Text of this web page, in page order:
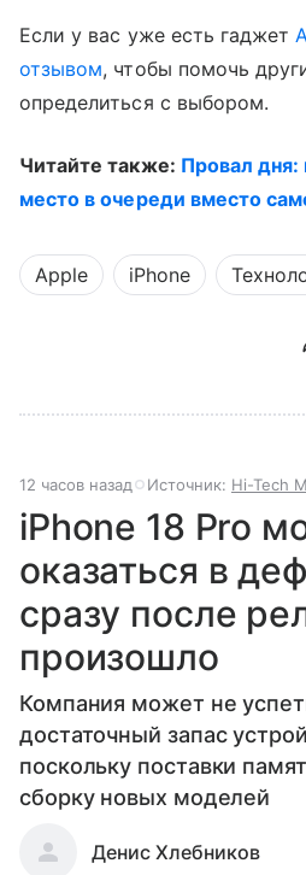
Если у вас уже есть гаджет
отзывом, чтобы помочь
определиться с выбором.
Читайте также: Провал дня:
место в очереди вместо
Apple iPhone
12 часов назад Источник: Hi-Tech
iPhone 18 Pro
оказаться в
сразу после
произошло
Компания может не
достаточный запас
поскольку поставки
сборку новых моделей
Денис Хлебников